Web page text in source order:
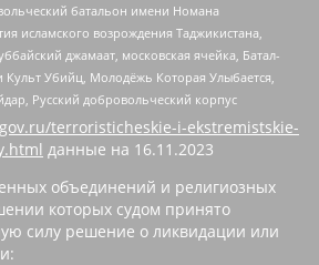
батальон имени Номана
исламского возрождения Таджикистана,
джамаат, московская ячейка, Батал-
Убийц, Молодёжь Которая Улыбается,
Русский добровольческий корпус
terroristicheskie-i-ekstremistskie-
данные на 16.11.2023
объединений и религиозных
которых судом принято
силу решение о ликвидации или